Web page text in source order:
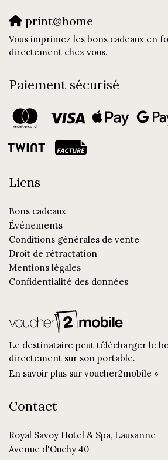
print@home
Vous imprimez les bons cadeaux en
directement chez vous.
Paiement sécurisé
Liens
Bons cadeaux
Événements
Conditions générales de vente
Droit de rétractation
Mentions légales
Confidentialité des données
Le destinataire peut télécharger le
directement sur son portable.
En savoir plus sur voucher2mobile »
Contact
Royal Savoy Hotel & Spa, Lausanne
Avenue d'Ouchy 40